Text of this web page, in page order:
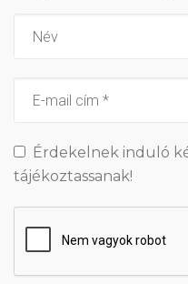
Érdekelnek induló
tájékoztassanak!